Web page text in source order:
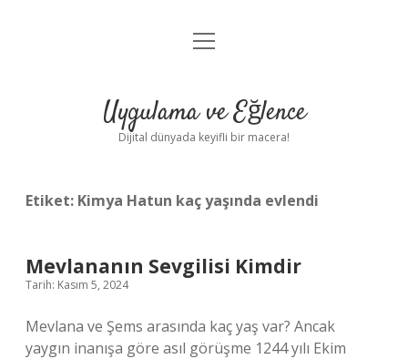
Anasayfa
Yasal Uyarı
menüyü
Uygulama ve Eğlence
Dijital dünyada keyifli bir macera!
Etiket: Kimya Hatun kaç yaşında evlendi
Mevlananın Sevgilisi Kimdir
Tarih: Kasım 5, 2024
Mevlana ve Şems arasında kaç yaş var? Ancak
yaygın inanışa göre asıl görüşme 1244 yılı Ekim